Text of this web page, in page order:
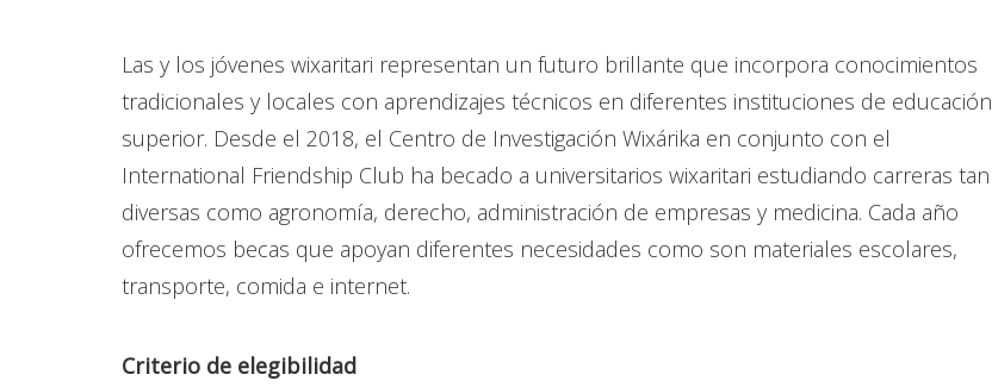
Las y los jóvenes wixaritari representan un futuro brillante que incorpora conocimientos
tradicionales y locales con aprendizajes técnicos en diferentes instituciones de educación
superior. Desde el 2018, el Centro de Investigación Wixárika en conjunto con el
International Friendship Club ha becado a universitarios wixaritari estudiando carreras tan
diversas como agronomía, derecho, administración de empresas y medicina. Cada año
ofrecemos becas que apoyan diferentes necesidades como son materiales escolares,
transporte, comida e internet.
Criterio de elegibilidad